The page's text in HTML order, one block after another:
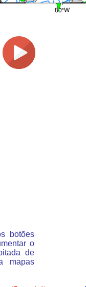
botões
o
de
mapas